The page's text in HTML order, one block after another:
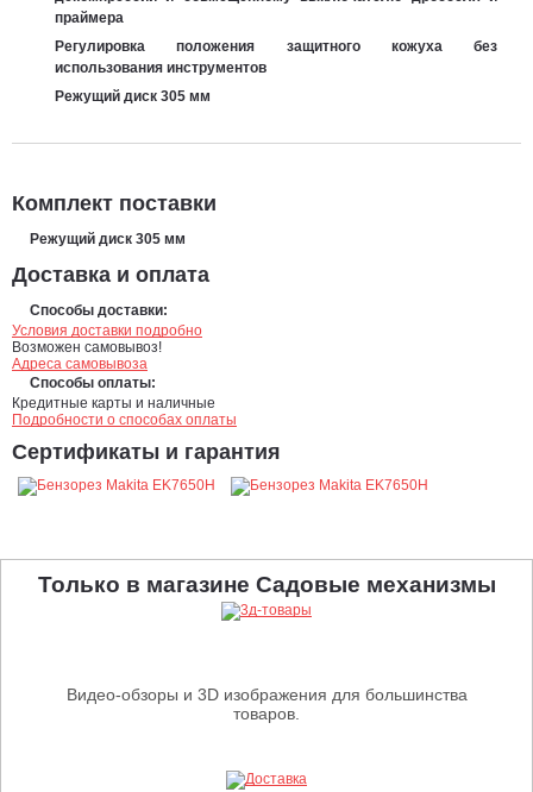
праймера
Регулировка положения защитного кожуха без
использования инструментов
Режущий диск 305 мм
Комплект поставки
Режущий диск 305 мм
Доставка и оплата
Способы доставки:
Условия доставки подробно
Возможен самовывоз!
Адреса самовывоза
Способы оплаты:
Кредитные карты и наличные
Подробности о способах оплаты
Сертификаты и гарантия
Только в магазине Садовые механизмы
Видео-обзоры и 3D изображения для большинства
товаров.